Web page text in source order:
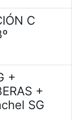
C
+
+
SG